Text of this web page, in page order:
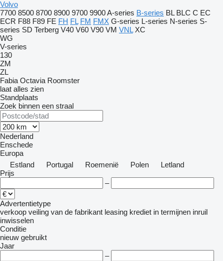
Volvo
7700 8500 8700 8900 9700 9900A-series B-series BL BLC C EC
ECR F88 F89 FE FH FL FM FMX G-series L-series N-series S-
series SD Terberg V40 V60 V90 VM VNL XC
WG
V-series
130
ZM
ZL
Fabia Octavia Roomster
laat alles zien
Standplaats
Zoek binnen een straal
Nederland
Enschede
Europa
Estland
Portugal Roemenië Polen
Letland
Prijs
–
Advertentietype
verkoop veiling van de fabrikant leasing krediet in termijnen inruil
inwisselen
Conditie
nieuw gebruikt
Jaar
–